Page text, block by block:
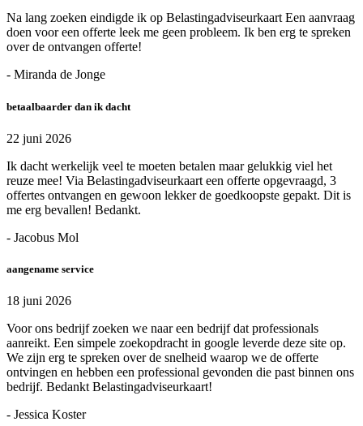
Na lang zoeken eindigde ik op Belastingadviseurkaart Een aanvraag
doen voor een offerte leek me geen probleem. Ik ben erg te spreken
over de ontvangen offerte!
- Miranda de Jonge
betaalbaarder dan ik dacht
22 juni 2026
Ik dacht werkelijk veel te moeten betalen maar gelukkig viel het
reuze mee! Via Belastingadviseurkaart een offerte opgevraagd, 3
offertes ontvangen en gewoon lekker de goedkoopste gepakt. Dit is
me erg bevallen! Bedankt.
- Jacobus Mol
aangename service
18 juni 2026
Voor ons bedrijf zoeken we naar een bedrijf dat professionals
aanreikt. Een simpele zoekopdracht in google leverde deze site op.
We zijn erg te spreken over de snelheid waarop we de offerte
ontvingen en hebben een professional gevonden die past binnen ons
bedrijf. Bedankt Belastingadviseurkaart!
- Jessica Koster